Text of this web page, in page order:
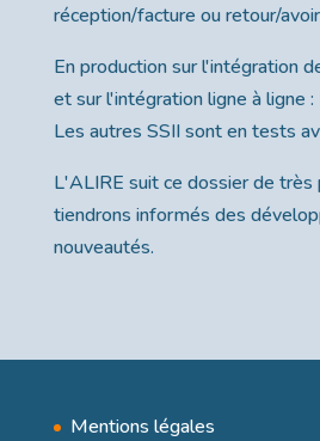
réception/facture ou retour/
En production sur l'intégration
et sur l'intégration ligne à ligne
Les autres SSII sont en tests
L'ALIRE suit ce dossier de très
tiendrons informés des
nouveautés.
Mentions légales